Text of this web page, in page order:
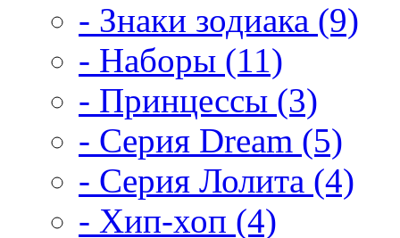
- Знаки зодиака (9)
- Наборы (11)
- Принцессы (3)
- Серия Dream (5)
- Серия Лолита (4)
- Хип-хоп (4)